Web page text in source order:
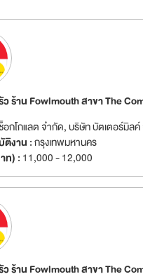
ร้าน Fowlmouth สาขา The
กโกแลต จำกัด, บริษัท บัตเตอร์มิล
งาน :กรุงเทพมหานคร
ท) : 11,000 - 12,000
ร้าน Fowlmouth สาขา The